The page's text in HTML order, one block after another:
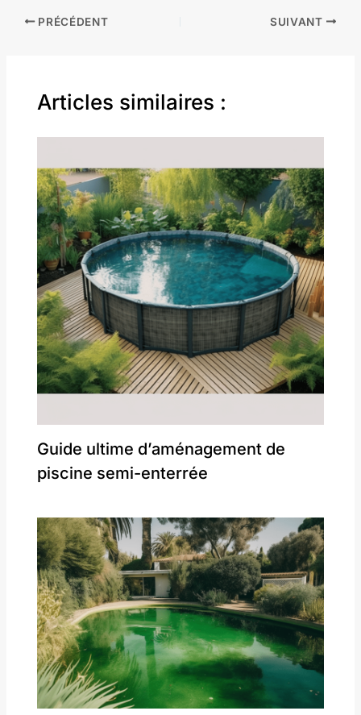
PRÉCÉDENT SUIVANT
Articles similaires :
Guide ultime d’aménagement de
piscine semi-enterrée